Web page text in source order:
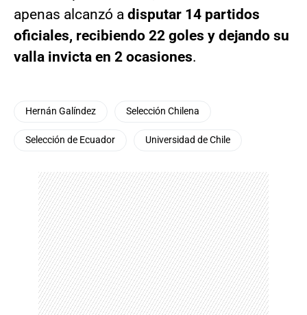
apenas alcanzó a disputar 14 partidos
oficiales, recibiendo 22 goles y dejando su
valla invicta en 2 ocasiones.
Hernán Galíndez Selección Chilena
Selección de Ecuador Universidad de Chile